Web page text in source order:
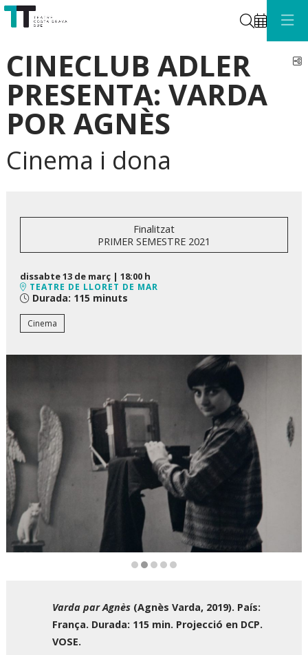
Cerca
CINECLUB ADLER
PRESENTA: VARDA
POR AGNÈS
Cinema i dona
Finalitzat
PRIMER SEMESTRE 2021
dissabte 13 de març | 18:00 h
TEATRE DE LLORET DE MAR
Durada: 115 minuts
Cinema
Varda par Agnès (Agnès Varda, 2019). País:
França. Durada: 115 min. Projecció en DCP.
VOSE.